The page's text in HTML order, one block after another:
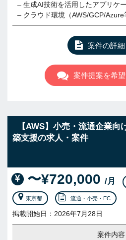
– 生成AI技術を活用したアプリケ
– クラウド環境（AWS/GCP/
案件の詳
案件提案を希望
【AWS】小売・流通企業
築支援の求人・案件
〜¥720,000 /月
東京都 流通・小売・EC
掲載開始日：2026年7月28日
案件内容